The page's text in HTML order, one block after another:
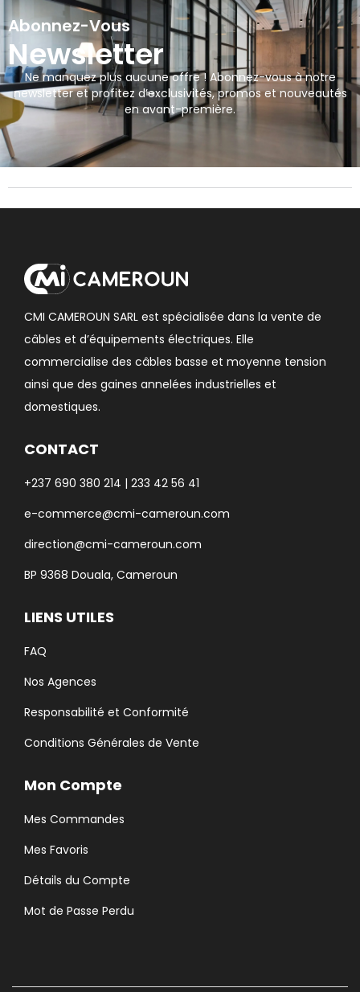
Abonnez-Vous
Newsletter
Ne manquez plus aucune offre ! Abonnez-vous à notre
newsletter et profitez d’exclusivités, promos et nouveautés
en avant-première.
CMI CAMEROUN SARL est spécialisée dans la vente de
câbles et d’équipements électriques. Elle
commercialise des câbles basse et moyenne tension
ainsi que des gaines annelées industrielles et
domestiques.
CONTACT
+237 690 380 214 | 233 42 56 41
e-commerce@cmi-cameroun.com
direction@cmi-cameroun.com
BP 9368 Douala, Cameroun
LIENS UTILES
FAQ
Nos Agences
Responsabilité et Conformité
Conditions Générales de Vente
Mon Compte
Mes Commandes
Mes Favoris
Détails du Compte
Mot de Passe Perdu